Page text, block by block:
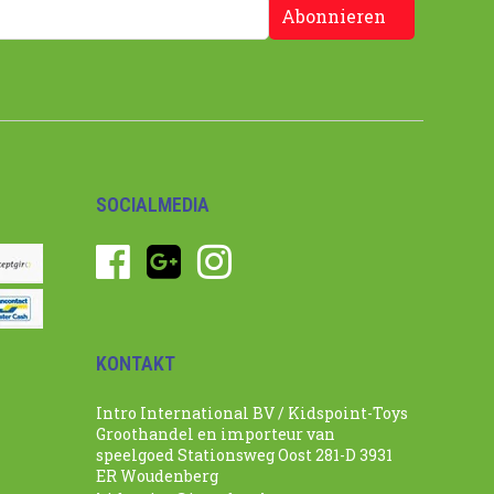
Abonnieren
SOCIALMEDIA
KONTAKT
Intro International BV / Kidspoint-Toys
Groothandel en importeur van
speelgoed Stationsweg Oost 281-D 3931
ER Woudenberg